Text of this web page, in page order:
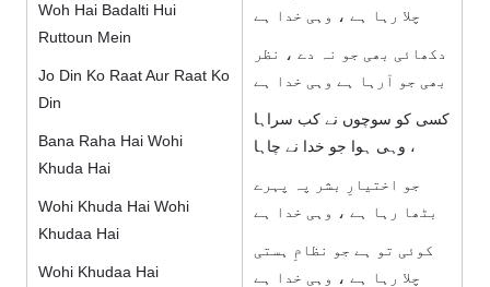
Woh Hai Badalti Hui
Ruttoun Mein
Jo Din Ko Raat Aur Raat Ko
Din
Bana Raha Hai Wohi
Khuda Hai
Wohi Khuda Hai Wohi
Khudaa Hai
Wohi Khudaa Hai
چلا رہا ہے ، وہی خدا ہے
دکھائی بھی جو نہ دے ، نظر
بھی جو آرہا ہے وہی خدا ہے
کسی کو سوچوں نے کب سراہا
، وہی ہوا جو خدا نے چاہا
جو اختیارِ بشر پہ پہرے
بٹھا رہا ہے ، وہی خدا ہے
کوئی تو ہے جو نظامِ ہستی
چلا رہا ہے ، وہی خدا ہے